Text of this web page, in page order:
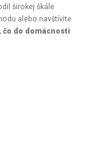
širokej škále
alebo navštívite
čo do domácnosti